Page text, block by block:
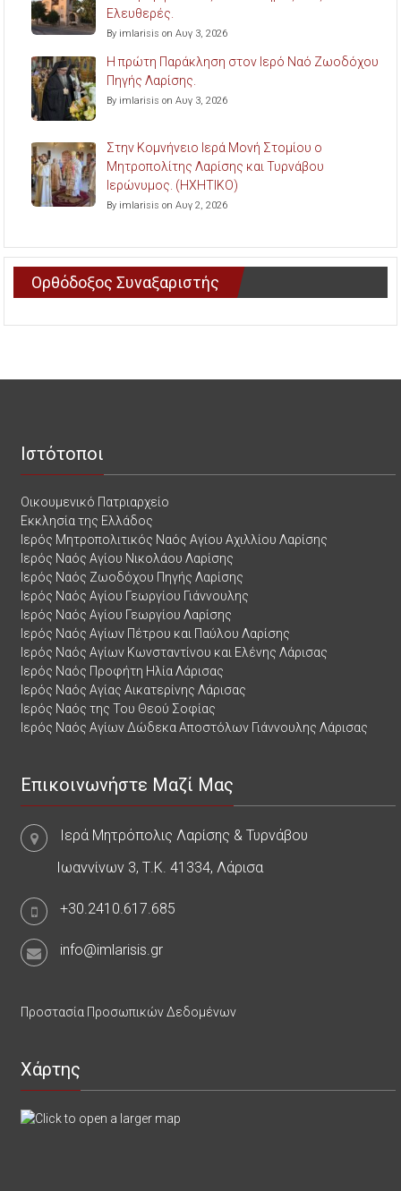
Ελευθερές.
By imlarisis on Αυγ 3, 2026
Η πρώτη Παράκληση στον Ιερό Ναό Ζωοδόχου
Πηγής Λαρίσης.
By imlarisis on Αυγ 3, 2026
Στην Κομνήνειο Ιερά Μονή Στομίου ο
Μητροπολίτης Λαρίσης και Τυρνάβου
Ιερώνυμος. (ΗΧΗΤΙΚΟ)
By imlarisis on Αυγ 2, 2026
Ορθόδοξος Συναξαριστής
Ιστότοποι
Οικουμενικό Πατριαρχείο
Εκκλησία της Ελλάδος
Ιερός Μητροπολιτικός Ναός Αγίου Αχιλλίου Λαρίσης
Ιερός Ναός Αγίου Νικολάου Λαρίσης
Ιερός Ναός Ζωοδόχου Πηγής Λαρίσης
Ιερός Ναός Αγίου Γεωργίου Γιάννουλης
Ιερός Ναός Αγίου Γεωργίου Λαρίσης
Ιερός Ναός Αγίων Πέτρου και Παύλου Λαρίσης
Ιερός Ναός Αγίων Κωνσταντίνου και Ελένης Λάρισας
Ιερός Ναός Προφήτη Ηλία Λάρισας
Ιερός Ναός Αγίας Αικατερίνης Λάρισας
Ιερός Ναός της Του Θεού Σοφίας
Ιερός Ναός Αγίων Δώδεκα Αποστόλων Γιάννουλης Λάρισας
Επικοινωνήστε Μαζί Μας
Ιερά Μητρόπολις Λαρίσης & Τυρνάβου
Ιωαννίνων 3, Τ.Κ. 41334, Λάρισα
+30.2410.617.685
info@imlarisis.gr
Προστασία Προσωπικών Δεδομένων
Χάρτης